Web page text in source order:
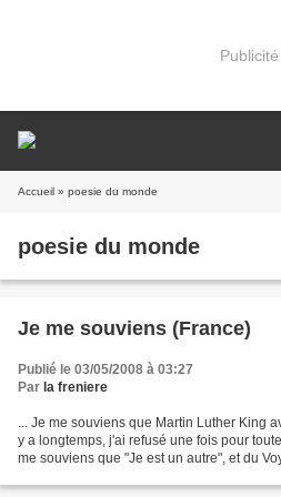
Publicité
Accueil » poesie du monde
poesie du monde
Je me souviens (France)
Publié le 03/05/2008 à 03:27
Par la freniere
... Je me souviens que Martin Luther King
y a longtemps, j'ai refusé une fois pour
me souviens que "Je est un autre", et du